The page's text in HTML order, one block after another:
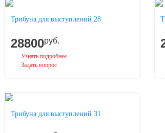
Трибуна для выступлений 28
28800руб.
Узнать подробнее
Задать вопрос
Трибуна для выступлений 31